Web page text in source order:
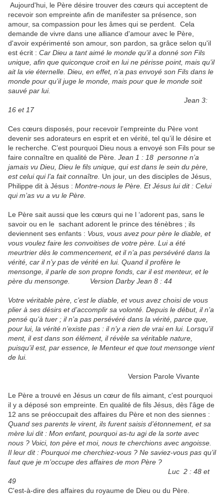
Aujourd'hui, le Père désire trouver des cœurs qui acceptent de
recevoir son empreinte afin de manifester sa présence, son
amour, sa compassion pour les âmes qui se perdent. Cela
demande de vivre dans une alliance d'amour avec le Père,
d'avoir expérimenté son amour, son pardon, sa grâce selon qu'il
est écrit : Car Dieu a tant aimé le monde qu’il a donné son Fils
unique, afin que quiconque croit en lui ne périsse point, mais qu’il
ait la vie éternelle. Dieu, en effet, n’a pas envoyé son Fils dans le
monde pour qu’il juge le monde, mais pour que le monde soit
sauvé par lui.
Jean 3:
16 et 17
Ces cœurs disposés, pour recevoir l’empreinte du Père vont
devenir ses adorateurs en esprit et en vérité, tel qu’il le désire et
le recherche. C’est pourquoi Dieu nous a envoyé son Fils pour se
faire connaître en qualité de Père. Jean 1 : 18 personne n’a
jamais vu Dieu, Dieu le fils unique, qui est dans le sein du père,
est celui qui l’a fait connaître. Un jour, un des disciples de Jésus,
Philippe dit à Jésus : Montre-nous le Père. Et Jésus lui dit : Celui
qui m’as vu a vu le Père.
Le Père sait aussi que les cœurs qui ne l ‘adorent pas, sans le
savoir ou en le sachant adorent le prince des ténèbres ; ils
deviennent ses enfants : Vous, vous avez pour père le diable, et
vous voulez faire les convoitises de votre père. Lui a été
meurtrier dès le commencement, et il n’a pas persévéré dans la
vérité, car il n’y pas de vérité en lui. Quand il profère le
mensonge, il parle de son propre fonds, car il est menteur, et le
père du mensonge. Version Darby Jean 8 : 44
Votre véritable père, c’est le diable, et vous avez choisi de vous
plier à ses désirs et d’accomplir sa volonté. Depuis le début, il n’a
pensé qu’à tuer ; il n’a pas persévéré dans la vérité, parce que,
pour lui, la vérité n’existe pas : il n’y a rien de vrai en lui. Lorsqu’il
ment, il est dans son élément, il révèle sa véritable nature,
puisqu’il est, par essence, le Menteur et que tout mensonge vient
de lui.
Version Parole Vivante
Le Père a trouvé en Jésus un cœur de fils aimant, c'est pourquoi
il y a déposé son empreinte. En qualité de fils Jésus, dès l'âge de
12 ans se préoccupait des affaires du Père et non des siennes :
Quand ses parents le virent, ils furent saisis d’étonnement, et sa
mère lui dit : Mon enfant, pourquoi as-tu agi de la sorte avec
nous ? Voici, ton père et moi, nous te cherchions avec angoisse.
Il leur dit : Pourquoi me cherchiez-vous ? Ne saviez-vous pas qu’il
faut que je m’occupe des affaires de mon Père ?
Luc 2 : 48 et
49
C'est-à-dire des affaires du royaume de Dieu ou du Père.